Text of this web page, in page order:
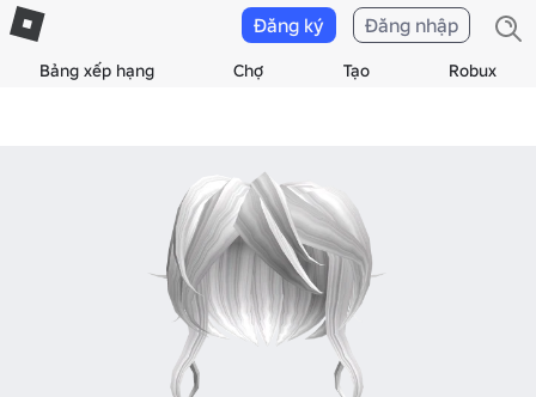
Bảng xếp hạng Chợ Tạo Robux
Đăng ký Đăng nhập